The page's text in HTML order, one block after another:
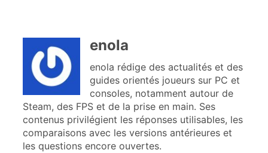
enola
enola rédige des actualités et des
guides orientés joueurs sur PC et
consoles, notamment autour de
Steam, des FPS et de la prise en main. Ses
contenus privilégient les réponses utilisables, les
comparaisons avec les versions antérieures et
les questions encore ouvertes.